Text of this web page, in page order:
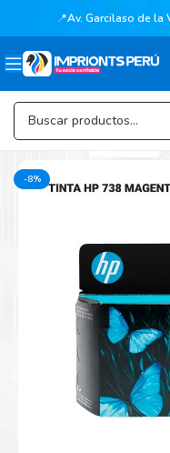
📍Av. Garcilaso de la
-8%